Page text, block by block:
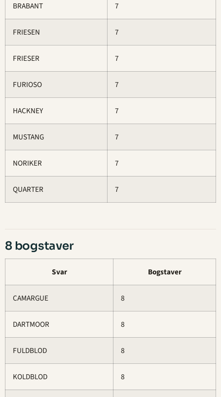
BRABANT 7
FRIESEN 7
FRIESER 7
FURIOSO 7
HACKNEY 7
MUSTANG 7
NORIKER 7
QUARTER 7
8 bogstaver
Svar Bogstaver
CAMARGUE 8
DARTMOOR 8
FULDBLOD 8
KOLDBLOD 8